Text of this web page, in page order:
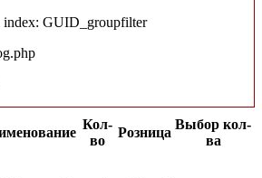
index: GUID_groupfilter
Кол-
во
Розница
Выбор кол-
ва